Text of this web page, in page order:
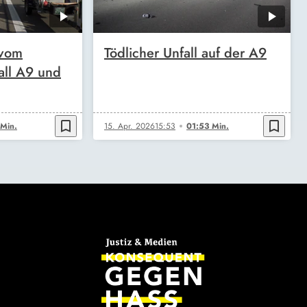
A9 und
bookmark_border
Tödlicher Unfall auf der A9
15. Apr. 202615:53 01:53 Min. bookmark_border